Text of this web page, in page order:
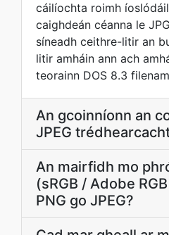
cáilíochta roimh
caighdeán céanna le
síneadh ceithre-litir an
litir amháin ann ach
teorainn DOS 8.3
An gcoinníonn an
JPEG
An mairfidh mo
(sRGB / Adobe
PNG go JPEG?